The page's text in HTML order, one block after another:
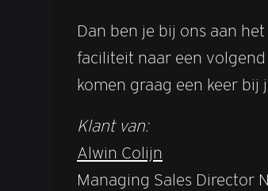
Dan ben je bij ons aan
faciliteit naar een
komen graag een keer bij
Klant van:
Alwin Colijn
Managing Sales Director